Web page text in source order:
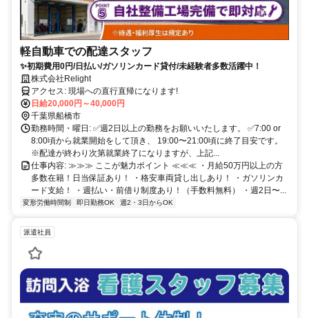
軽自動車での配達スタッフ
✨初期費用0円/日払い/ガソリンカード貸付/未経験者多数活躍中！
株式会社Relight
アクセス: 現場への直行直帰になります!
日給20,000円～40,000円
千葉県船橋市
勤務時間・曜日: ✅週2日以上の勤務をお願いいたします。 ✅7:00 or
8:00頃から就業開始をして頂き、 19:00〜21:00頃に終了目安です。
※配達が終わり次第就業終了になりますが、上記...
仕事内容: ≫≫≫ ここが魅力ポイント ≪≪≪ ・月給50万円以上の方
多数在籍！日当保証あり！ ・格安車両貸し出しあり！ ・ガソリンカ
ード支給！ ・週払い・前借り制度あり！（手数料無料） ・週2日〜...
変形労働時間制 即日勤務OK 週2・3日からOK
派遣社員